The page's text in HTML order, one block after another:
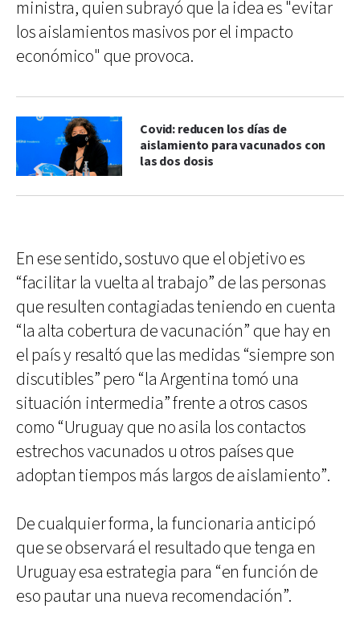
ministra, quien subrayó que la idea es "evitar
los aislamientos masivos por el impacto
económico" que provoca.
Covid: reducen los días de
aislamiento para vacunados con
las dos dosis
En ese sentido, sostuvo que el objetivo es
“facilitar la vuelta al trabajo” de las personas
que resulten contagiadas teniendo en cuenta
“la alta cobertura de vacunación” que hay en
el país y resaltó que las medidas “siempre son
discutibles” pero “la Argentina tomó una
situación intermedia” frente a otros casos
como “Uruguay que no asila los contactos
estrechos vacunados u otros países que
adoptan tiempos más largos de aislamiento”.
De cualquier forma, la funcionaria anticipó
que se observará el resultado que tenga en
Uruguay esa estrategia para “en función de
eso pautar una nueva recomendación”.